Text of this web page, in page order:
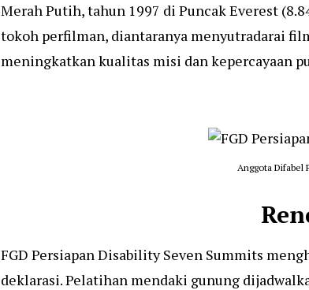
Merah Putih, tahun 1997 di Puncak Everest
tokoh perfilman, diantaranya menyutradarai
meningkatkan kualitas misi dan kepercayaan
Anggota Difabel
FGD Persiapan Disability Seven Summits
deklarasi. Pelatihan mendaki gunung